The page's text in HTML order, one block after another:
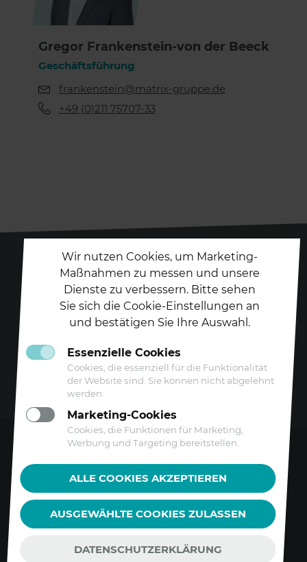
Gregor Frankenstein-von der Beeck
Geschäftsführung
frankenstein@matrix-gruppe.de
+49 (0)211 75707-33
Folgen Sie uns auf
Barrierefreiheitserklärung
Impressum
Wir nutzen Cookies, um Marketing-
Maßnahmen zu messen und unsere
Dienste zu verbessern. Bitte sehen
Sie sich die Cookie-Einstellungen an
und bestätigen Sie Ihre Auswahl.
Essenzielle Cookies
Cookies, die essenziell für die Funktionalität
der Website sind. Sie können nicht abgelehnt
werden.
Marketing-Cookies
Cookies, die Funktionen für Marketing,
Werbung und Targeting bereitstellen.
ALLE COOKIES AKZEPTIEREN
AUSGEWÄHLTE COOKIES ZULASSEN
DATENSCHUTZERKLÄRUNG